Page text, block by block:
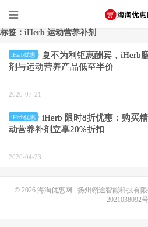
标签：iHerb 运动营养补剂
iHerb优惠
夏不为利钜惠酬宾，iHerb
剂与运动营养产品低至半价
2020-07-21
iHerb优惠
iHerb 限时8折优惠：购买
动营养补剂立享20%折扣
2020-04-23
© 2026 海淘优惠网 扬州翎途智能科技有限
2021038092